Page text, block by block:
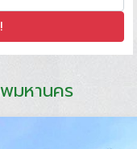
มหานคร